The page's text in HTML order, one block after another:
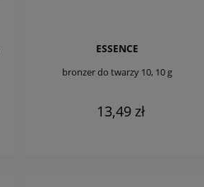
ESSENCE
bronzer do twarzy 10, 10 g
13,49 zł